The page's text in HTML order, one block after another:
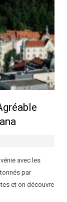
avec les
par
et on découvre